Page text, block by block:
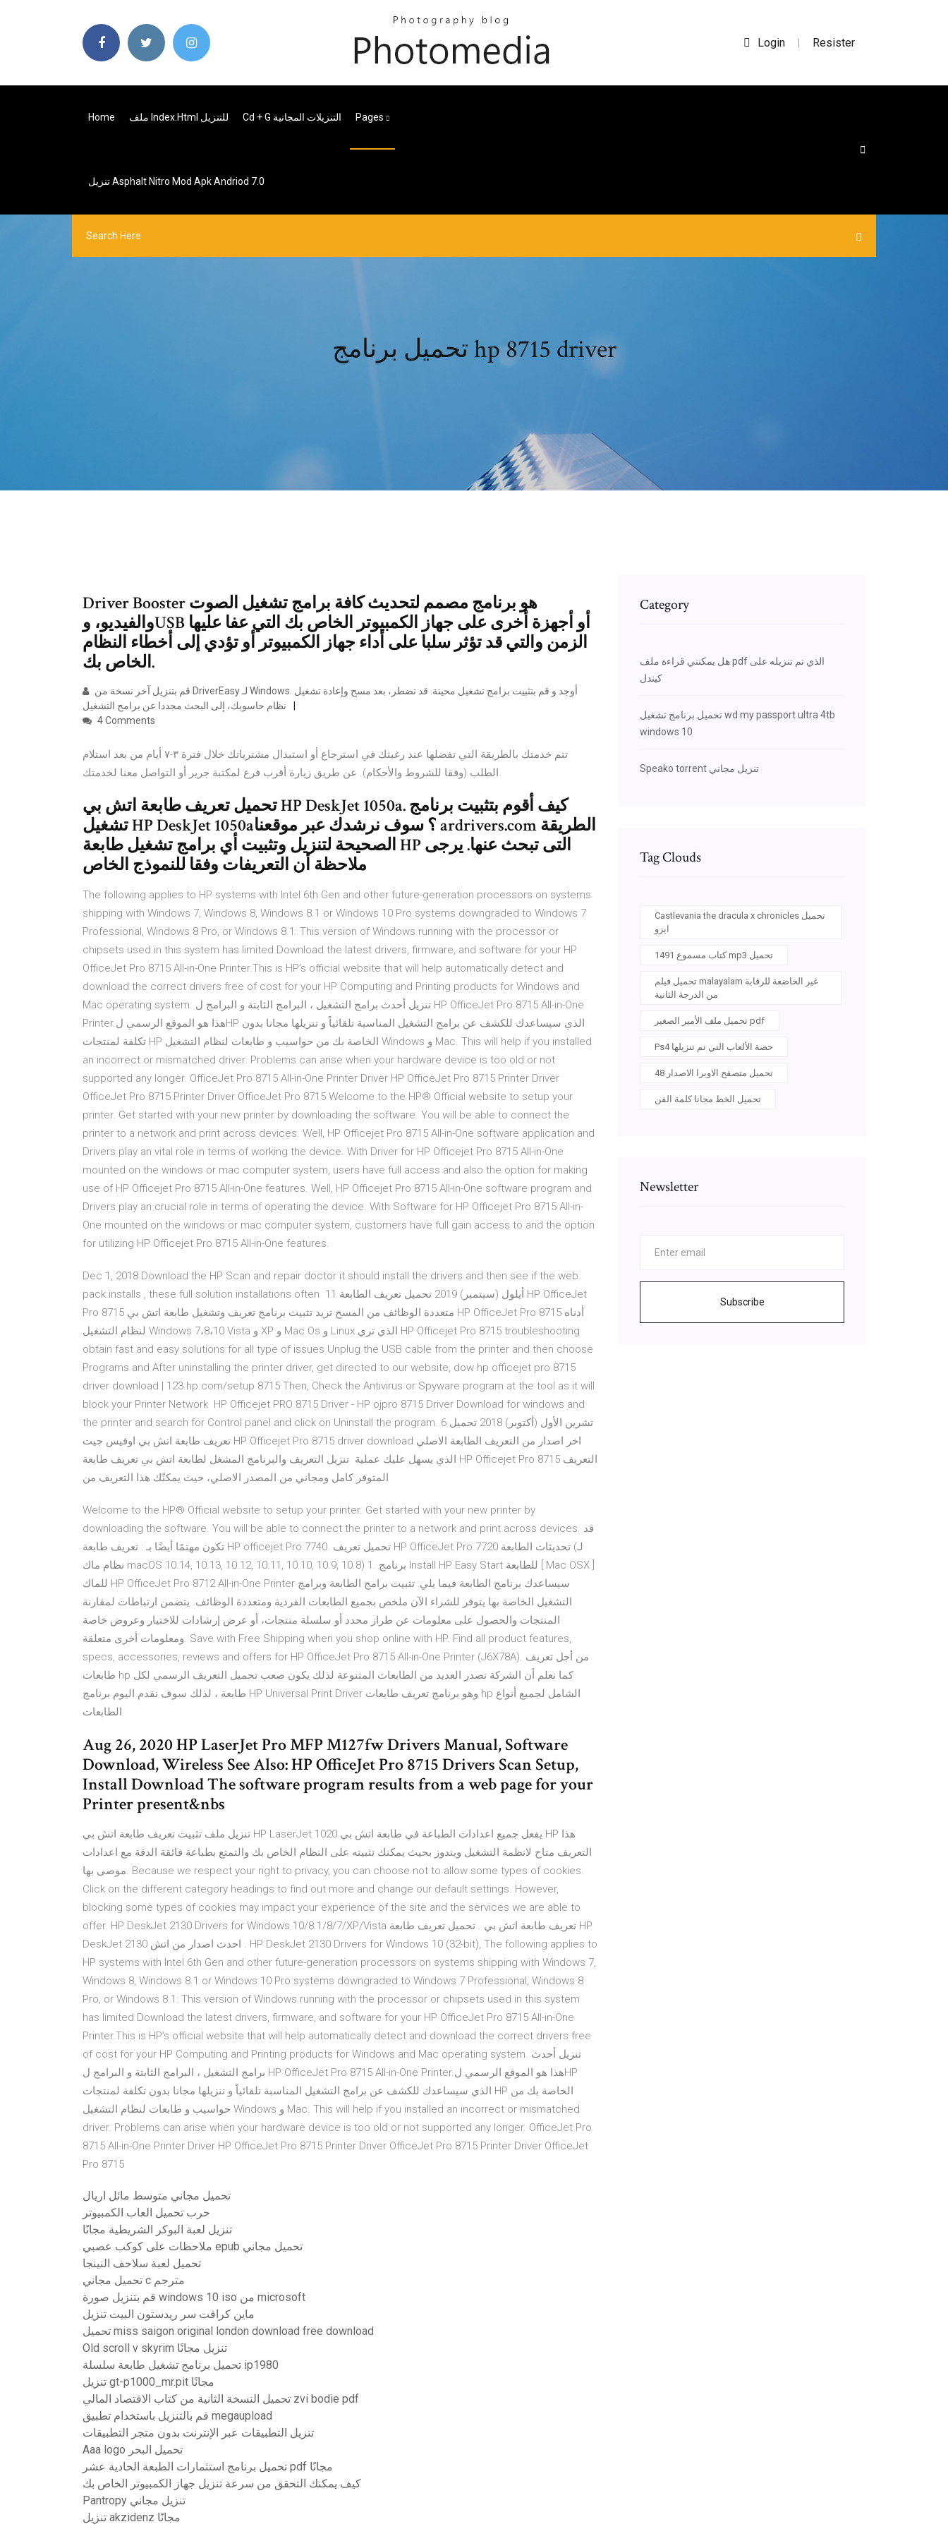
Login | Resister
Home ملف Index.html للتنزيل Cd + G التنزيلات المجانية Pages
تنزيل Asphalt Nitro Mod Apk Andriod 7.0
تحميل برنامج hp 8715 driver
Driver Booster هو برنامج مصمم لتحديث كافة برامج تشغيل الصوت
والفيديو، وUSB أو أجهزة أخرى على جهاز الكمبيوتر الخاص بك التي عفا عليها
الزمن والتي قد تؤثر سلبا على أداء جهاز الكمبيوتر أو تؤدي إلى أخطاء النظام
الخاص بك.
نظام حاسوبك، إلى البحث مجددا عن برامج التشغيل
4 Comments
تتم خدمتك بالطريقة التي تفضلها عند رغبتك في استرجاع أو استبدال مشترياتك خلال فترة ٣-٧ أيام من بعد استلام
الطلب (وفقا للشروط والأحكام). عن طريق زيارة أقرب فرع لمكتبة جرير أو التواصل معنا لخدمتك.
تحميل تعريف طابعة اتش بي HP DeskJet 1050a. كيف أقوم بتثبيت برنامج
تشغيل HP DeskJet 1050a؟ سوف نرشدك عبر موقعنا ardrivers.com الطريقة
الصحيحة لتنزيل وتثبيت أي برامج تشغيل طابعة HP التى تبحث عنها. يرجى
ملاحظة أن التعريفات وفقا للنموذج الخاص
The following applies to HP systems with Intel 6th Gen and other future-generation processors on systems
shipping with Windows 7, Windows 8, Windows 8.1 or Windows 10 Pro systems downgraded to Windows 7
Professional, Windows 8 Pro, or Windows 8.1: This version of Windows running with the processor or
chipsets used in this system has limited Download the latest drivers, firmware, and software for your HP
OfficeJet Pro 8715 All-in-One Printer.This is HP’s official website that will help automatically detect and
download the correct drivers free of cost for your HP Computing and Printing products for Windows and
Mac operating system. تنزيل أحدث برامج التشغيل ، البرامج الثابتة و البرامج ل HP OfficeJet Pro 8715 All-in-One
Printer.هذا هو الموقع الرسمي لHP الذي سيساعدك للكشف عن برامج التشغيل المناسبة تلقائياً و تنزيلها مجانا بدون
تكلفة لمنتجات HP الخاصة بك من حواسيب و طابعات لنظام التشغيل Windows و Mac. This will help if you installed
an incorrect or mismatched driver. Problems can arise when your hardware device is too old or not
supported any longer. OfficeJet Pro 8715 All-in-One Printer Driver HP OfficeJet Pro 8715 Printer Driver
OfficeJet Pro 8715 Printer Driver OfficeJet Pro 8715 Welcome to the HP® Official website to setup your
printer. Get started with your new printer by downloading the software. You will be able to connect the
printer to a network and print across devices. Well, HP Officejet Pro 8715 All-in-One software application and
Drivers play an vital role in terms of working the device. With Driver for HP Officejet Pro 8715 All-in-One
mounted on the windows or mac computer system, users have full access and also the option for making
use of HP Officejet Pro 8715 All-in-One features. Well, HP Officejet Pro 8715 All-in-One software program and
Drivers play an crucial role in terms of operating the device. With Software for HP Officejet Pro 8715 All-in-
One mounted on the windows or mac computer system, customers have full gain access to and the option
for utilizing HP Officejet Pro 8715 All-in-One features.
Dec 1, 2018 Download the HP Scan and repair doctor it should install the drivers and then see if the web
pack installs , these full solution installations often 11 أيلول (سبتمبر) 2019 تحميل تعريف الطابعة HP OfficeJet
Pro 8715 متعددة الوظائف من المسح تريد تثبيت برنامج تعريف وتشغيل طابعة اتش بي HP OfficeJet Pro 8715 أدناه
لنظام التشغيل Windows 7،8،10 Vista و XP و Mac Os و Linux الذي تري HP Officejet Pro 8715 troubleshooting
obtain fast and easy solutions for all type of issues Unplug the USB cable from the printer and then choose
Programs and After uninstalling the printer driver, get directed to our website, dow hp officejet pro 8715
driver download | 123.hp.com/setup 8715 Then, Check the Antivirus or Spyware program at the tool as it will
block your Printer Network HP Officejet PRO 8715 Driver - HP ojpro 8715 Driver Download for windows and
the printer and search for Control panel and click on Uninstall the program. 6 تشرين الأول (أكتوبر) 2018 تحميل
تعريف طابعة اتش بي اوفيس جيت HP Officejet Pro 8715 driver download اخر اصدار من التعريف الطابعة الاصلي
الذي يسهل عليك عملية تنزيل التعريف والبرنامج المشغل لطابعة اتش بي تعريف طابعة HP Officejet Pro 8715 التعريف
Welcome to the HP® Official website to setup your printer. Get started with your new printer by
downloading the software. You will be able to connect the printer to a network and print across devices. قد
تكون مهتمًا أيضًا بـ : تعريف طابعة HP officejet Pro 7740. تحميل تعريف HP OfficeJet Pro 7720 تحديثات الطابعة (لـ
نظام ماك macOS 10.14, 10.13, 10.12, 10.11, 10.10, 10.9, 10.8) 1. برنامج Install HP Easy Start للطابعة [ Mac OSX ]
للماك HP OfficeJet Pro 8712 All-in-One Printer سيساعدك برنامج الطابعة فيما يلي: تثبيت برامج الطابعة وبرامج
التشغيل الخاصة بها يتوفر للشراء الآن ملخص بجميع الطابعات الفردية ومتعددة الوظائف. يتضمن ارتباطات لمقارنة
المنتجات والحصول على معلومات عن طراز محدد أو سلسلة منتجات، أو عرض إرشادات للاختيار وعروض خاصة
ومعلومات أخرى متعلقة. Save with Free Shipping when you shop online with HP. Find all product features,
specs, accessories, reviews and offers for HP OfficeJet Pro 8715 All-in-One Printer (J6X78A). من أجل تعريف
طابعات hp كما نعلم أن الشركة تصدر العديد من الطابعات المتنوعة لذلك يكون صعب تحميل التعريف الرسمي لكل
طابعة ، لذلك سوف نقدم اليوم برنامج HP Universal Print Driver وهو برنامج تعريف طابعات hp الشامل لجميع أنواع
الطابعات
Aug 26, 2020 HP LaserJet Pro MFP M127fw Drivers Manual, Software
Download, Wireless See Also: HP OfficeJet Pro 8715 Drivers Scan Setup,
Install Download The software program results from a web page for your
Printer present&nbs
تنزيل ملف تثبيت تعريف طابعة اتش بي HP LaserJet 1020 يفعل جميع اعدادات الطباعة في طابعة اتش بي HP هذا
التعريف متاح لانظمة التشغيل ويندوز بحيث يمكنك تثبيته على النظام الخاص بك والتمتع بطباعة فائقة الدقة مع اعدادات
موصى بها. Because we respect your right to privacy, you can choose not to allow some types of cookies.
Click on the different category headings to find out more and change our default settings. However,
blocking some types of cookies may impact your experience of the site and the services we are able to
offer. HP DeskJet 2130 Drivers for Windows 10/8.1/8/7/XP/Vista تعريف طابعة اتش بي . تحميل تعريف طابعة HP
DeskJet 2130 احدث اصدار من اتش . HP DeskJet 2130 Drivers for Windows 10 (32-bit), The following applies to
HP systems with Intel 6th Gen and other future-generation processors on systems shipping with Windows 7,
Windows 8, Windows 8.1 or Windows 10 Pro systems downgraded to Windows 7 Professional, Windows 8
Pro, or Windows 8.1: This version of Windows running with the processor or chipsets used in this system
has limited Download the latest drivers, firmware, and software for your HP OfficeJet Pro 8715 All-in-One
Printer.This is HP’s official website that will help automatically detect and download the correct drivers free
of cost for your HP Computing and Printing products for Windows and Mac operating system. تنزيل أحدث
برامج التشغيل ، البرامج الثابتة و البرامج ل HP OfficeJet Pro 8715 All-in-One Printer.هذا هو الموقع الرسمي لHP
الذي سيساعدك للكشف عن برامج التشغيل المناسبة تلقائياً و تنزيلها مجانا بدون تكلفة لمنتجات HP الخاصة بك من
حواسيب و طابعات لنظام التشغيل Windows و Mac. This will help if you installed an incorrect or mismatched
driver. Problems can arise when your hardware device is too old or not supported any longer. OfficeJet Pro
8715 All-in-One Printer Driver HP OfficeJet Pro 8715 Printer Driver OfficeJet Pro 8715 Printer Driver OfficeJet
Pro 8715
تحميل مجاني متوسط ​​مائل اريال
حرب تحميل العاب الكمبيوتر
تنزيل لعبة البوكر الشريطية مجانًا
ملاحظات على كوكب عصبي epub تحميل مجاني
تحميل لعبة سلاحف النينجا
تحميل مجاني c مترجم
قم بتنزيل صورة windows 10 iso من microsoft
ماين كرافت سر ريدستون البيت تنزيل
تحميل miss saigon original london download free download
Old scroll v skyrim تنزيل مجانًا
تحميل برنامج تشغيل طابعة سلسلة ip1980
تنزيل gt-p1000_mr.pit مجانًا
تحميل النسخة الثانية من كتاب الاقتصاد المالي zvi bodie pdf
قم بالتنزيل باستخدام تطبيق megaupload
تنزيل التطبيقات عبر الإنترنت بدون متجر التطبيقات
Aaa logo تحميل البحر
تحميل برنامج استثمارات الطبعة الحادية عشر pdf مجانًا
كيف يمكنك التحقق من سرعة تنزيل جهاز الكمبيوتر الخاص بك
Pantropy تنزيل مجاني
تنزيل akzidenz مجانًا
Category
هل يمكنني قراءة ملف pdf الذي تم تنزيله على
كيندل
تحميل برنامج تشغيل wd my passport ultra 4tb
windows 10
Speako torrent تنزيل مجاني
Tag Clouds
Castlevania the dracula x chronicles تحميل
ايزو
1491 كتاب مسموع mp3 تحميل
تحميل فيلم malayalam غير الخاضعة للرقابة
من الدرجة الثانية
تحميل ملف الأمير الصغير pdf
Ps4 حصة الألعاب التي تم تنزيلها
تحميل متصفح الاوبرا الاصدار 48
تحميل الخط مجانا كلمة الفن
Newsletter
Subscribe